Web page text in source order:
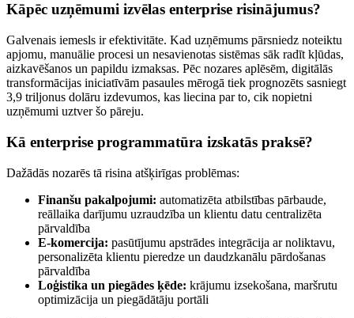
Kāpēc uzņēmumi izvēlas enterprise risinājumus?
Galvenais iemesls ir efektivitāte. Kad uzņēmums pārsniedz noteiktu
apjomu, manuālie procesi un nesavienotas sistēmas sāk radīt kļūdas,
aizkavēšanos un papildu izmaksas. Pēc nozares aplēsēm, digitālās
transformācijas iniciatīvām pasaules mērogā tiek prognozēts sasniegt
3,9 triljonus dolāru izdevumos, kas liecina par to, cik nopietni
uzņēmumi uztver šo pāreju.
Kā enterprise programmatūra izskatās praksē?
Dažādās nozarēs tā risina atšķirīgas problēmas:
Finanšu pakalpojumi: automatizēta atbilstības pārbaude,
reāllaika darījumu uzraudzība un klientu datu centralizēta
pārvaldība
E-komercija: pasūtījumu apstrādes integrācija ar noliktavu,
personalizēta klientu pieredze un daudzkanālu pārdošanas
pārvaldība
Loģistika un piegādes ķēde: krājumu izsekošana, maršrutu
optimizācija un piegādātāju portāli